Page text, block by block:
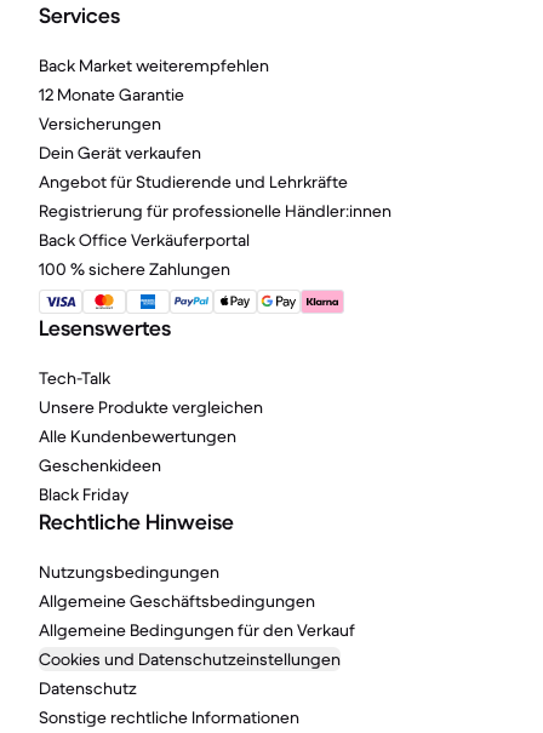
Services
Back Market weiterempfehlen
12 Monate Garantie
Versicherungen
Dein Gerät verkaufen
Angebot für Studierende und Lehrkräfte
Registrierung für professionelle Händler:innen
Back Office Verkäuferportal
100 % sichere Zahlungen
Lesenswertes
Tech-Talk
Unsere Produkte vergleichen
Alle Kundenbewertungen
Geschenkideen
Black Friday
Rechtliche Hinweise
Nutzungsbedingungen
Allgemeine Geschäftsbedingungen
Allgemeine Bedingungen für den Verkauf
Cookies und Datenschutzeinstellungen
Datenschutz
Sonstige rechtliche Informationen